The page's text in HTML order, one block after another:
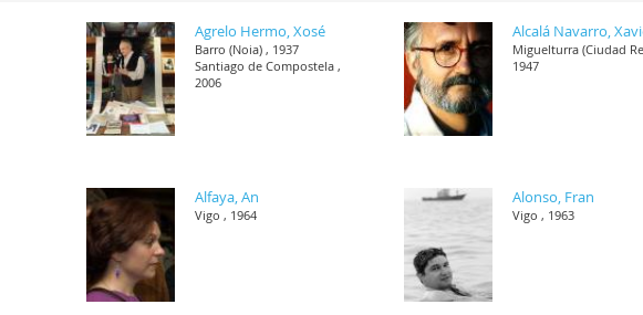
Agrelo Hermo, Xosé
Barro (Noia) , 1937
Santiago de Compostela ,
2006
Alcalá Navarro,
Miguelturra (Ciudad
1947
Alfaya, An
Vigo , 1964
Alonso, Fran
Vigo , 1963